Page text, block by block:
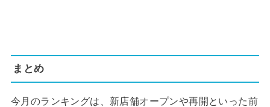
まとめ
今月のランキングは、新店舗オープンや再開といった前